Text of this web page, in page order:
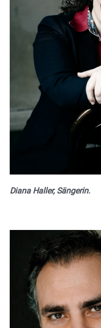
Diana Haller, Sängerin.